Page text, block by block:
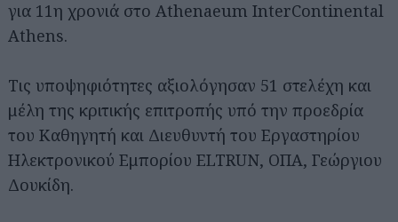
για 11η χρονιά στο Athenaeum InterContinental
Athens.
Τις υποψηφιότητες αξιολόγησαν 51 στελέχη και
μέλη της κριτικής επιτροπής υπό την προεδρία
του Καθηγητή και Διευθυντή του Εργαστηρίου
Ηλεκτρονικού Εμπορίου ELTRUN, OΠΑ, Γεώργιου
Δουκίδη.